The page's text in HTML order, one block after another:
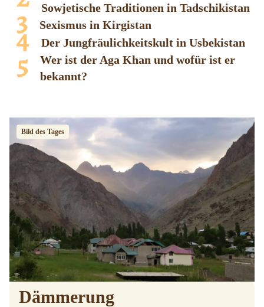
Sowjetische Traditionen in Tadschikistan
Sexismus in Kirgistan
Der Jungfräulichkeitskult in Usbekistan
Wer ist der Aga Khan und wofür ist er
bekannt?
Bild des Tages
Dämmerung